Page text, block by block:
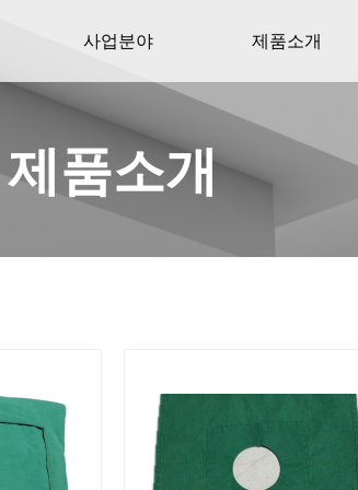
제품소개
사업분야 제품소개